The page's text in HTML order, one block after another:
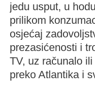
jedu usput, u
prilikom
osjećaj
prezasićenosti i
TV, uz računalo
preko Atlantika i